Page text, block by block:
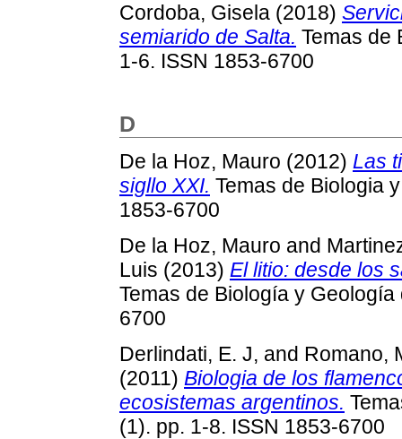
Cordoba, Gisela (2018)
semiarido de Salta. Temas de
1-6. ISSN 1853-6700
D
De la Hoz, Mauro (2012) Las
sigllo XXI. Temas de Biologia
1853-6700
De la Hoz, Mauro and
Luis (2013) El litio: desde los
Temas de Biología y
6700
Derlindati, E. J, and Romano,
(2011) Biologia de los
ecosistemas argentinos.
(1). pp. 1-8. ISSN 1853-6700